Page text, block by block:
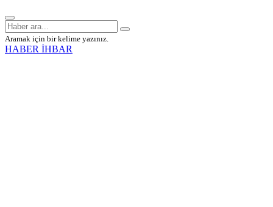
Aramak için bir kelime yazınız.
HABER İHBAR